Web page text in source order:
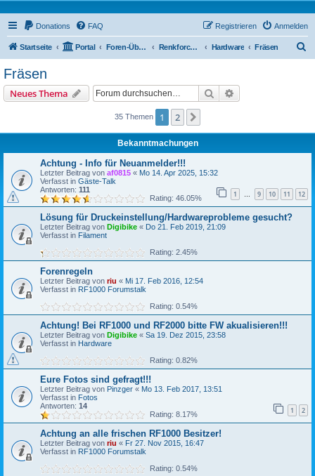
Donations FAQ Anmelden
Registrieren
Startseite Portal Foren-Übersicht Renkforce RF1000 Forum Hardware Fräsen
Fräsen
Neues Thema Suche
35 Themen 1 2
Bekanntmachungen
Achtung - Info für Neuanmelder!!!
Letzter Beitrag von af0815 « Mo 14. Apr 2025, 15:32
Verfasst in Gäste-Talk
Antworten: 111 1 … 9 10 11 12
Rating: 46.05%
Lösung für Druckeinstellung/Hardwareprobleme gesucht?
Letzter Beitrag von Digibike « Do 21. Feb 2019, 21:09
Verfasst in Filament
Rating: 2.45%
Forenregeln
Letzter Beitrag von riu « Mi 17. Feb 2016, 12:54
Verfasst in RF1000 Forumstalk
Rating: 0.54%
Achtung! Bei RF1000 und RF2000 bitte FW akualisieren!!!
Letzter Beitrag von Digibike « Sa 19. Dez 2015, 23:58
Verfasst in Hardware
Rating: 0.82%
Eure Fotos sind gefragt!!!
Letzter Beitrag von Pinzger « Mo 13. Feb 2017, 13:51
Verfasst in Fotos
Antworten: 14 1 2
Rating: 8.17%
Achtung an alle frischen RF1000 Besitzer!
Letzter Beitrag von riu « Fr 27. Nov 2015, 16:47
Verfasst in RF1000 Forumstalk
Rating: 0.54%